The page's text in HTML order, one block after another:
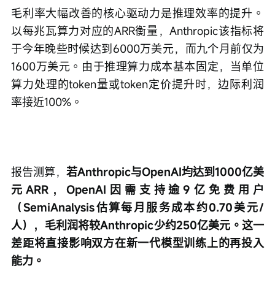
毛利率大幅改善的核心驱动力是推理效率的提升。
以每兆瓦算力对应的ARR衡量，Anthropic该指标将
于今年晚些时候达到6000万美元，而九个月前仅为
1600万美元。由于推理算力成本基本固定，当单位
算力处理的token量或token定价提升时，边际利润
率接近100%。
报告测算， 若Anthropic与OpenAI均达到1000亿美
元ARR，OpenAI因需支持逾9亿免费用户
（SemiAnalysis估算每月服务成本约0.70美元/
人），毛利润将较Anthropic少约250亿美元。这一
差距将直接影响双方在新一代模型训练上的再投入
能力。